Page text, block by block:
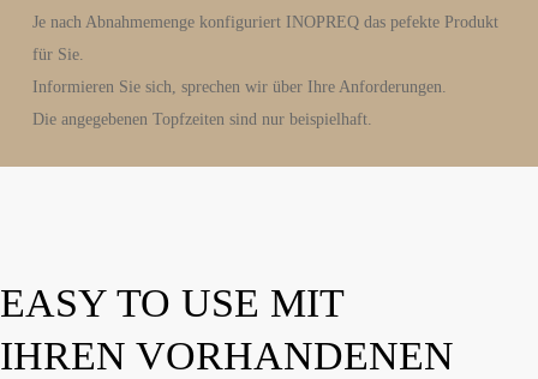
Je nach Abnahmemenge konfiguriert INOPREQ das pefekte Produkt
für Sie.
Informieren Sie sich, sprechen wir über Ihre Anforderungen.
Die angegebenen Topfzeiten sind nur beispielhaft.
EASY TO USE MIT
IHREN VORHANDENEN